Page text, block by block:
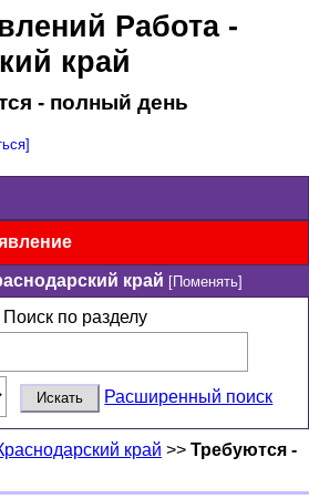
Работа-
край
- полный день
край [Поменять]
Поиск по разделу
Расширенный поиск
край >> Требуются -